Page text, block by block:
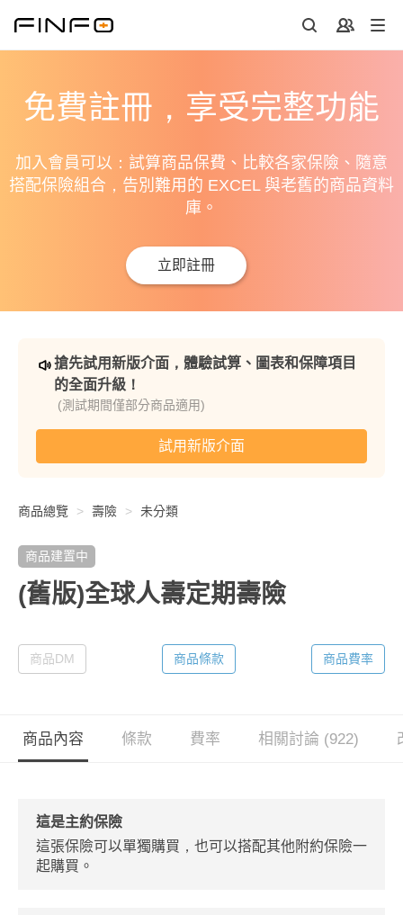
免費註冊，享受完整功能
加入會員可以：試算商品保費、比較各家保險、隨意
搭配保險組合，告別難用的 EXCEL 與老舊的商品資料
庫。
立即註冊
搶先試用新版介面，體驗試算、圖表和保障項目
的全面升級！
(測試期間僅部分商品適用)
試用新版介面
商品總覽 壽險 未分類
商品建置中
(舊版)全球人壽定期壽險
商品DM 商品條款 商品費率
商品內容 條款 費率 相關討論 (922)
這是主約保險
這張保險可以單獨購買，也可以搭配其他附約保險一
起購買。